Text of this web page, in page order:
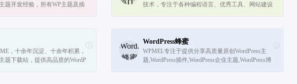
题开发经验，所有WP主题及插
技术，专注于各种编程语言、优秀工具、网站建设
，十余年沉淀、十余年积累，
题下载站，提供高品质的WordP
WordPress蜂蜜
WPMEL专注于提供分享高质量原创WordPress主
题,WordPress插件,WordPress企业主题,WordPress博